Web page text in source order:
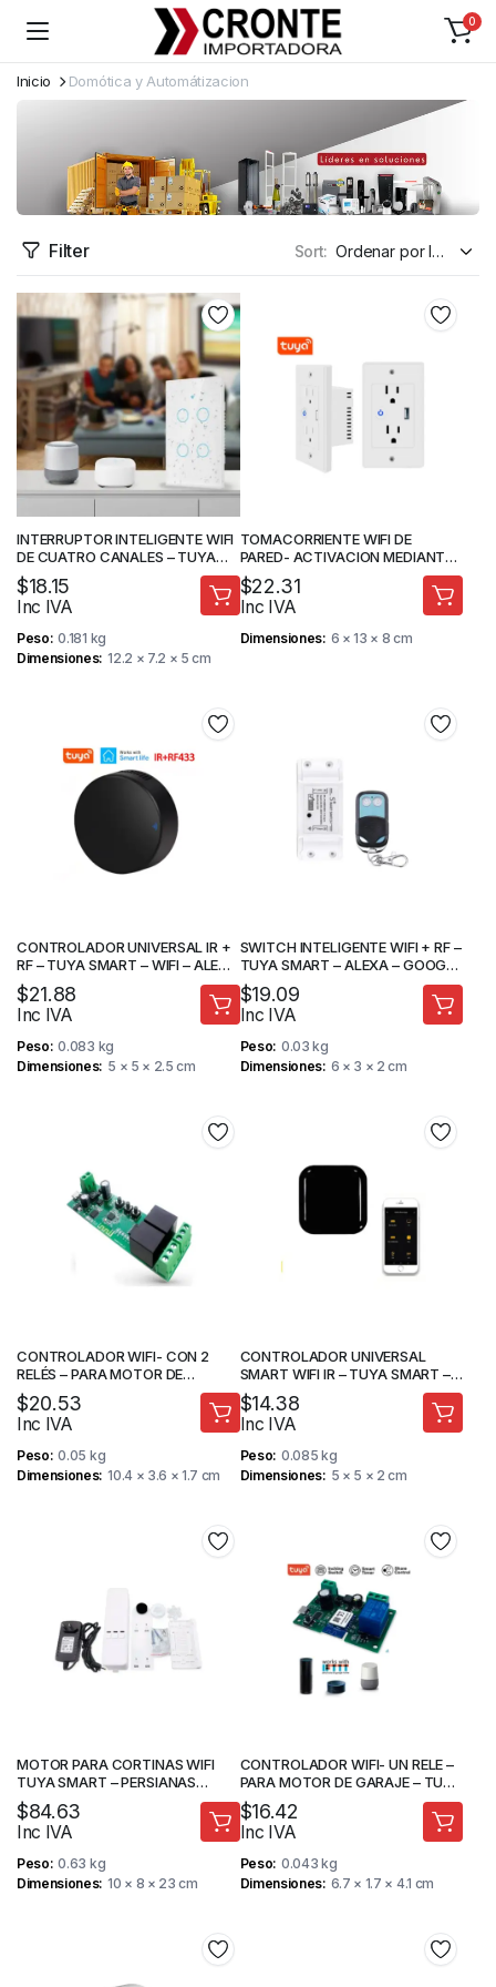
0
Inicio Domótica y Automátizacion
Filter Sort:
INTERRUPTOR INTELIGENTE WIFI
DE CUATRO CANALES – TUYA
SMART – MAADOK
$18.15
Inc IVA
Peso 0.181 kg
Dimensiones 12.2 × 7.2 × 5 cm
TOMACORRIENTE WIFI DE
PARED- ACTIVACION MEDIANTE
APP MOVIL – MAADOK
$22.31
Inc IVA
Dimensiones 6 × 13 × 8 cm
CONTROLADOR UNIVERSAL IR +
RF – TUYA SMART – WIFI – ALEXA
– GOOGLE HOME – MAADOK
$21.88
Inc IVA
Peso 0.083 kg
Dimensiones 5 × 5 × 2.5 cm
SWITCH INTELIGENTE WIFI + RF –
TUYA SMART – ALEXA – GOOGLE
HOME – MAADOK
$19.09
Inc IVA
Peso 0.03 kg
Dimensiones 6 × 3 × 2 cm
CONTROLADOR WIFI- CON 2
RELÉS – PARA MOTOR DE
GARAJE – ACCESO SMART –
TUYA SMART – MAADOK
$20.53
Inc IVA
Peso 0.05 kg
Dimensiones 10.4 × 3.6 × 1.7 cm
CONTROLADOR UNIVERSAL
SMART WIFI IR – TUYA SMART –
MAA-JDYKQ
$14.38
Inc IVA
Peso 0.085 kg
Dimensiones
5 × 5 × 2 cm
MOTOR PARA CORTINAS WIFI
TUYA SMART – PERSIANAS
ELÉCTRICAS – ALEXA – MAADOK
$84.63
Inc IVA
Peso 0.63 kg
Dimensiones 10 × 8 × 23 cm
CONTROLADOR WIFI- UN RELE –
PARA MOTOR DE GARAJE – TUYA
SMART – MAADOK
$16.42
Inc IVA
Peso 0.043 kg
Dimensiones 6.7 × 1.7 × 4.1 cm